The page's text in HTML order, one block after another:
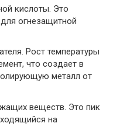
кислоты. Это
огнезащитной
Рост температуры
что создает в
металл от
веществ. Это пик
на